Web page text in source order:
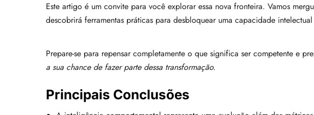
Este artigo é um convite para você explorar essa nova fronteira. Vamos
descobrirá ferramentas práticas para desbloquear uma capacidade
Prepare-se para repensar completamente o que significa ser competente e
a sua chance de fazer parte dessa transformação.
Principais Conclusões